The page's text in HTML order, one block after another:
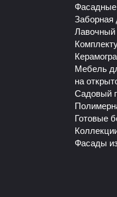
Заборная
Мебель
на
Садовый
Готовые
Фасады